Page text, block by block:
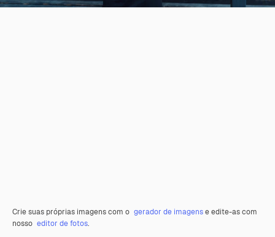
Crie suas próprias imagens com o gerador de imagense edite-as com
nosso editor de fotos.